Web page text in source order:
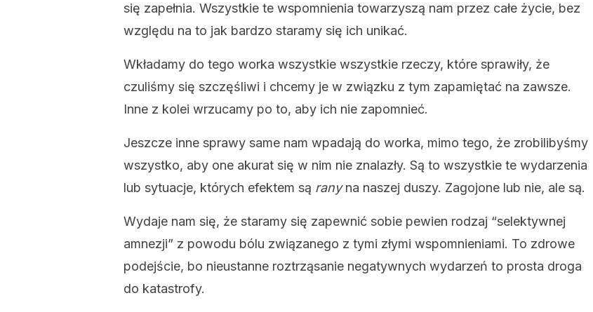
się zapełnia. Wszystkie te wspomnienia towarzyszą nam przez całe życie, bez
względu na to jak bardzo staramy się ich unikać.
Wkładamy do tego worka wszystkie wszystkie rzeczy, które sprawiły, że
czuliśmy się szczęśliwi i chcemy je w związku z tym zapamiętać na zawsze.
Inne z kolei wrzucamy po to, aby ich nie zapomnieć.
Jeszcze inne sprawy same nam wpadają do worka, mimo tego, że zrobilibyśmy
wszystko, aby one akurat się w nim nie znalazły. Są to wszystkie te wydarzenia
lub sytuacje, których efektem są ranyna naszej duszy. Zagojone lub nie, ale są.
Wydaje nam się, że staramy się zapewnić sobie pewien rodzaj “selektywnej
amnezji” z powodu bólu związanego z tymi złymi wspomnieniami. To zdrowe
podejście, bo nieustanne roztrząsanie negatywnych wydarzeń to prosta droga
do katastrofy.